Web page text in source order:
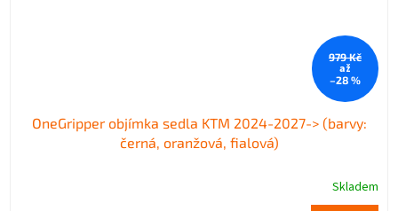
979 Kč
až
–28 %
OneGripper objímka sedla KTM 2024-2027-> (barvy:
černá, oranžová, fialová)
Skladem